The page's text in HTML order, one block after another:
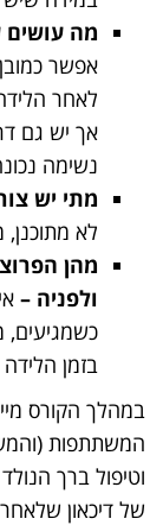
מה
אפשר
לאחר
אך יש גם
נשימה
מתי יש
לא
מהן
ולפניה –
בזמן הלידה
במהלך הקורס
המשתתפות
וטיפול ברך
של דיכאון